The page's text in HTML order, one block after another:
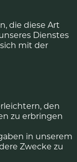
die diese Art
Dienstes
mit der
den
zu erbringen
in unserem
Zwecke zu